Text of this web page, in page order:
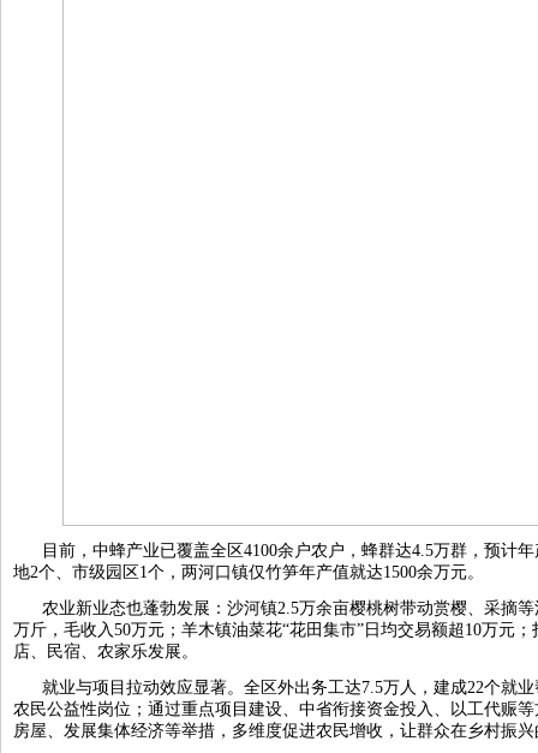
目前，中蜂产业已覆盖全区4100余户农户，蜂群达4.5万群，预计
地2个、市级园区1个，两河口镇仅竹笋年产值就达1500余万元。
农业新业态也蓬勃发展：沙河镇2.5万余亩樱桃树带动赏樱、采摘
万斤，毛收入50万元；羊木镇油菜花“花田集市”日均交易额超10万元
店、民宿、农家乐发展。
就业与项目拉动效应显著。全区外出务工达7.5万人，建成22个就
农民公益性岗位；通过重点项目建设、中省衔接资金投入、以工代赈
房屋、发展集体经济等举措，多维度促进农民增收，让群众在乡村振